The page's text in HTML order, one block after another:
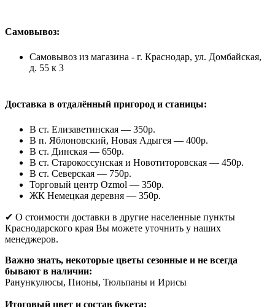
Самовывоз:
Самовывоз из магазина - г. Краснодар, ул. Домбайская,
д. 55 к 3
Доставка в отдалённый пригород и станицы:
В ст. Елизаветинская — 350р.
В п. Яблоновский, Новая Адыгея — 400р.
В ст. Динская — 650р.
В ст. Старокоссунская и Новотиторовская — 450р.
В ст. Северская — 750р.
Торговый центр Ozmol — 350р.
ЖК Немецкая деревня — 350р.
✔ О стоимости доставки в другие населенные пункты
Краснодарского края Вы можете уточнить у наших
менеджеров.
Важно знать, некоторые цветы сезонные и не всегда
бывают в наличии:
Ранункулюсы, Пионы, Тюльпаны и Ирисы
Итоговый цвет и состав букета: